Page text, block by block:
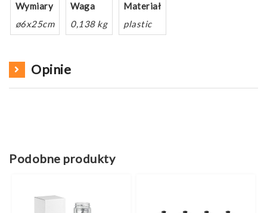
Wymiary
ø6x25cm
Waga
0,138 kg
Materiał
plastic
Opinie
Podobne produkty